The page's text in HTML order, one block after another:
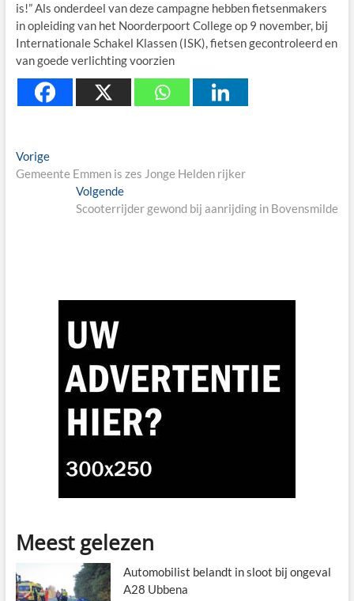
is!” Als onderdeel van deze campagne hebben fietsenmakers
in opleiding van het Noorderpoort College op 9 november, bij
Internationale Schakel Klassen (ISK), fietsen gecontroleerd en
van goede verlichting voorzien
Berichtnavigatie
VorigePrevious
post:
Gemeente Emmen is zes Jonge Helden rijker
VolgendeNext
post:
Scooterrijder gewond bij aanrijding in Bovensmilde
Meest gelezen
Automobilist belandt in sloot bij ongeval
A28 Ubbena